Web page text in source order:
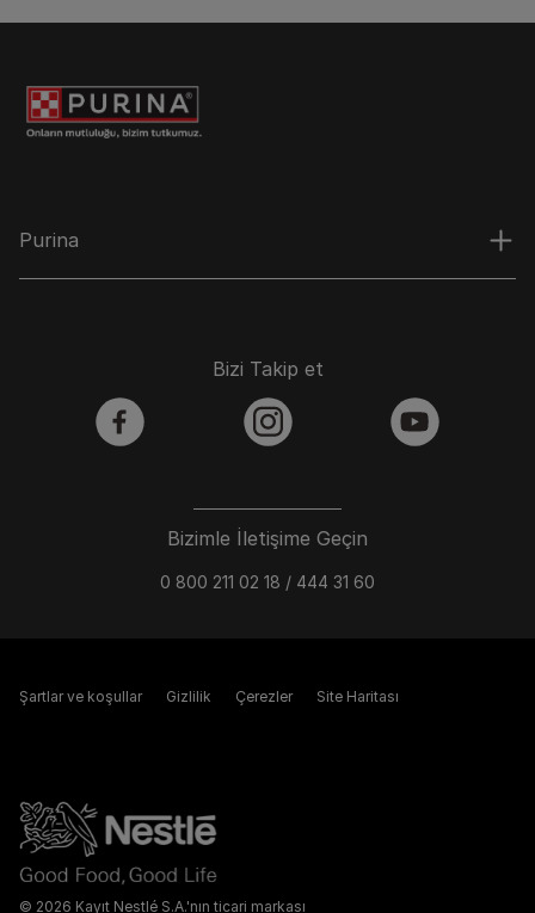
Purina
Bizimle İletişime Geçin
0 800 211 02 18 / 444 31 60
Bizi Takip et
facebook instagram youtube
© 2026 Kayıt Nestlé S.A.'nın ticari markası
Şartlar ve koşullar Gizlilik Çerezler Site Haritası